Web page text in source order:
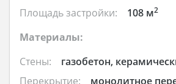
Площадь застройки:
108 м2
Материалы:
Стены:
газобетон,
Перекрытие:
монолитное